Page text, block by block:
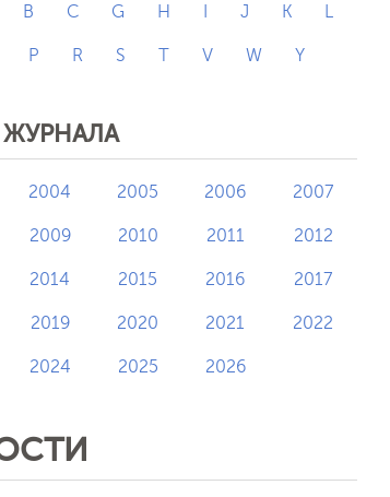
B C G H J K L
P R S T V W Y
ЖУРНАЛА
2004 2005 2006 2007
2009 2010 2011 2012
2014 2015 2016 2017
2019 2020 2021 2022
2024 2025 2026